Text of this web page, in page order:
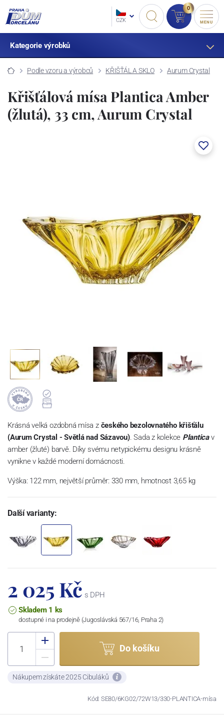
CZK
0
MENU
Kategorie výrobků
Podle vzoru a výrobců KŘIŠŤÁL A SKLO Aurum Crystal
Křišťálová mísa Plantica Amber
(žlutá), 33 cm, Aurum Crystal
Krásná velká ozdobná mísa z českého bezolovnatého křišťálu
(Aurum Crystal - Světlá nad Sázavou). Sada z kolekce Planticav
amber (žluté) barvě. Díky svému netypickému designu krásně
vynikne v každé moderní domácnosti.
Výška: 122 mm, největší průměr: 330 mm, hmotnost 3,65 kg
Další varianty:
2 025 Kč s DPH
Skladem 1 ks
dostupné i na prodejně (Jugoslávská 567/16, Praha 2)
Do košíku
Nákupem získáte 2025 Cibuláků
Kód: SE80/6KG02/72W13/330-PLANTICA-mísa